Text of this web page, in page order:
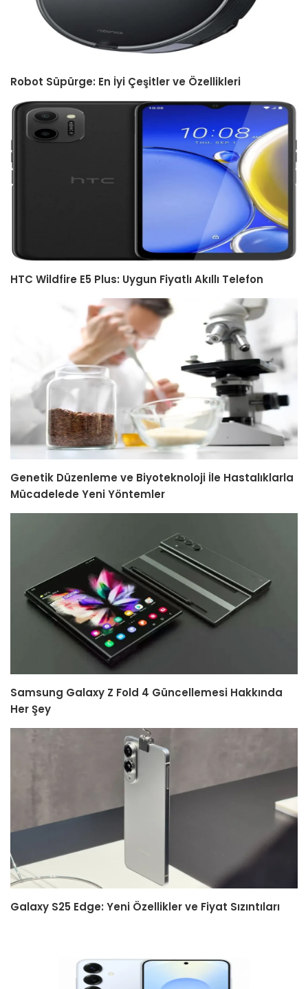
Robot Süpürge: En İyi Çeşitler ve Özellikleri
HTC Wildfire E5 Plus: Uygun Fiyatlı Akıllı Telefon
Genetik Düzenleme ve Biyoteknoloji İle Hastalıklarla
Mücadelede Yeni Yöntemler
Samsung Galaxy Z Fold 4 Güncellemesi Hakkında
Her Şey
Galaxy S25 Edge: Yeni Özellikler ve Fiyat Sızıntıları